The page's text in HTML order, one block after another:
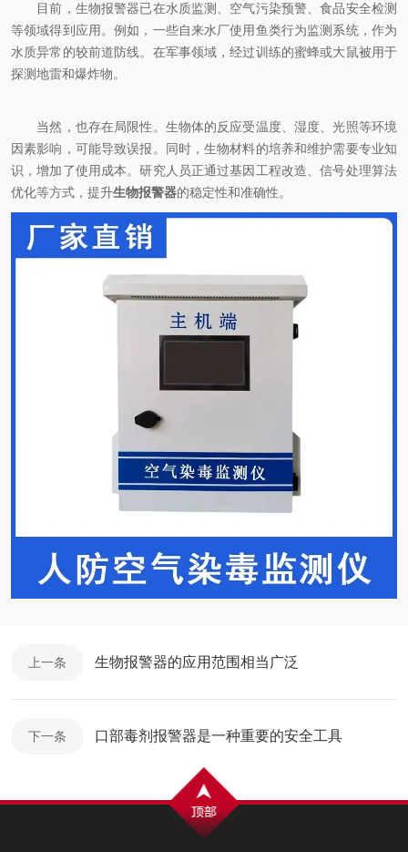
目前，生物报警器已在水质监测、空气污染预警、食品安全检测
等领域得到应用。例如，一些自来水厂使用鱼类行为监测系统，作为
水质异常的较前道防线。在军事领域，经过训练的蜜蜂或大鼠被用于
探测地雷和爆炸物。
当然，也存在局限性。生物体的反应受温度、湿度、光照等环境
因素影响，可能导致误报。同时，生物材料的培养和维护需要专业知
识，增加了使用成本。研究人员正通过基因工程改造、信号处理算法
优化等方式，提升生物报警器的稳定性和准确性。
上一条 生物报警器的应用范围相当广泛
下一条 口部毒剂报警器是一种重要的安全工具